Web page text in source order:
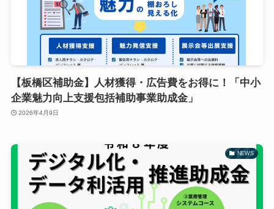
【板橋区補助金】人材獲得・広告費をお得に！「中小
企業魅力向上支援包括補助事業助成金」
2026年4月9日
NEWS